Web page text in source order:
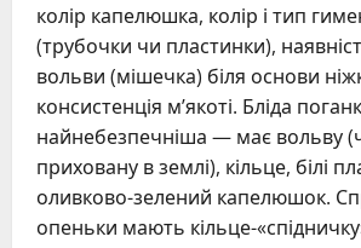
колір капелюшка, колір і тип
(трубочки чи пластинки),
вольви (мішечка) біля основи
консистенція м’якоті. Бліда
найнебезпечніша — має вольву
приховану в землі), кільце, білі
оливково-зелений капелюшок.
опеньки мають кільце-